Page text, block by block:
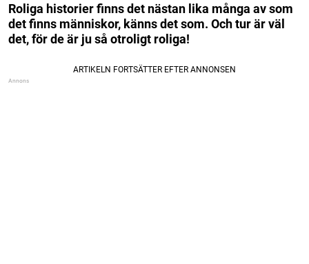
Roliga historier finns det nästan lika många av som
det finns människor, känns det som. Och tur är väl
det, för de är ju så otroligt roliga!